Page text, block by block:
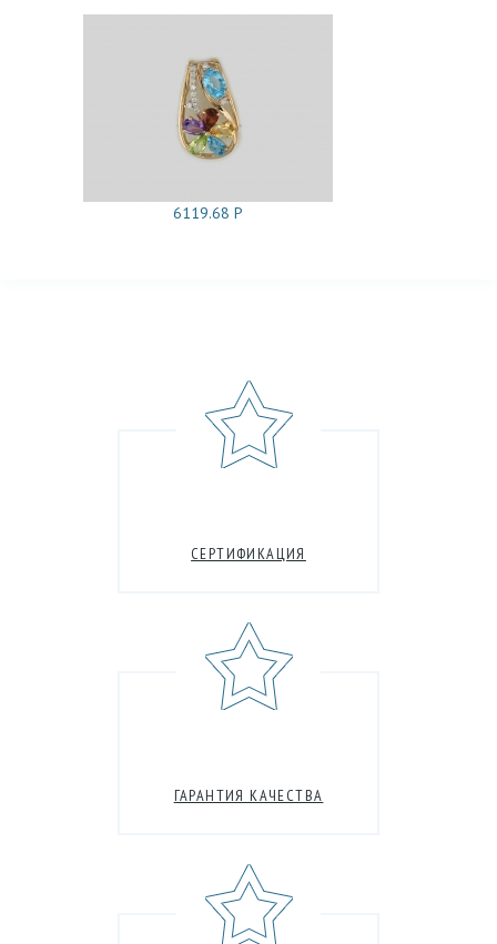
6119.68 Р
СЕРТИФИКАЦИЯ
ГАРАНТИЯ КАЧЕСТВА